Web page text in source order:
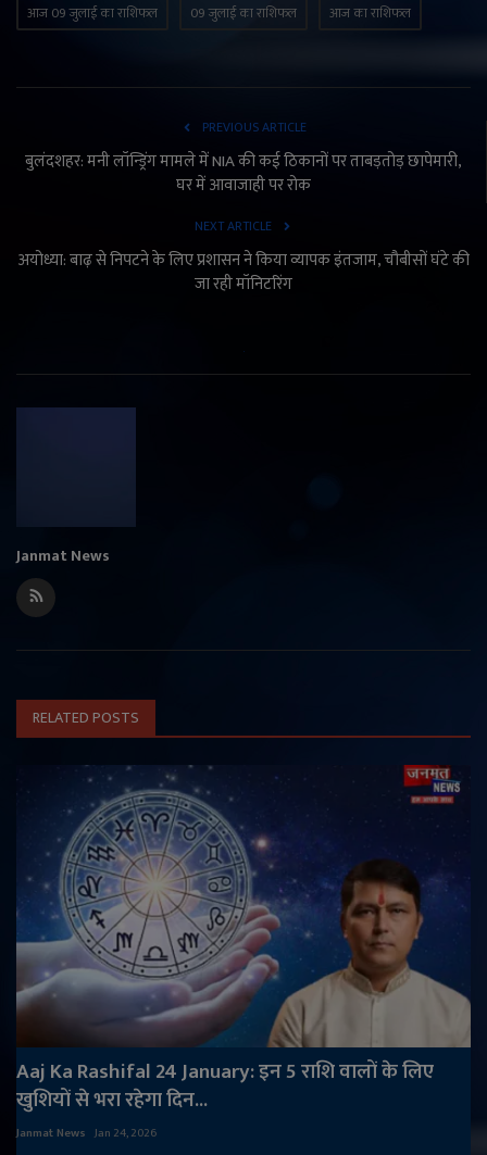
आज 09 जुलाई का राशिफल
09 जुलाई का राशिफल आज का राशिफल
PREVIOUS ARTICLE
बुलंदशहर: मनी लॉन्ड्रिंग मामले में NIA की कई ठिकानों पर ताबड़तोड़ छापेमारी,
घर में आवाजाही पर रोक
NEXT ARTICLE
अयोध्या: बाढ़ से निपटने के लिए प्रशासन ने किया व्यापक इंतजाम, चौबीसों घंटे की
जा रही मॉनिटरिंग
Janmat News
RELATED POSTS
Aaj Ka Rashifal 24 January: इन 5 राशि वालों के लिए
खुशियों से भरा रहेगा दिन...
Janmat News Jan 24, 2026